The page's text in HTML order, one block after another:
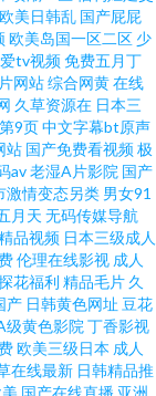
原创大神 桃色五月
网站 香蕉蜜桃小视
色仓库在线免费观看
肏屄 9178看片视频
精品论坛 极品视频91
久熟女国产精品 国产
频在线一区 男女草
欧美日韩乱 国产屁屁
欧美岛国一区二区 少
tv视频免费五月丁
网站综合网黄在线
久草资源在 日本三
9页中文字幕bt原声
站 国产免费看视频极
av老湿A片影院 国产
激情变态另类 男女91
月天 无码传媒导航
品视频 日本三级成人
伦理在线影视 成人
花福利 精品毛片 久
产 日韩黄色网址 豆花
级黄色影院 丁香影视
欧美三级日本 成人
在线最新 日韩精品推
国产在线直播 亚洲